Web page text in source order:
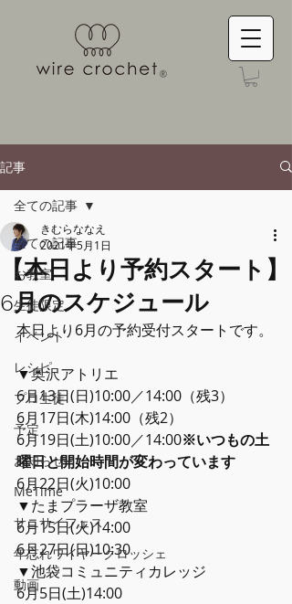
記事
全ての記事
お教室
生徒限定
イベント
レシピ
プロ生徒
予定
お知らせ
MeTime
サニサイフェス
年忘れワイヤークロッシェ
動画
全ての記事
【本日より予約スタート】
6月のスケジュール
きむらななえ
2021年5月1日
本日より6月の予約受付スタートです。
▼奥沢アトリエ
6月13日(日)10:00／14:00（残3）
6月17日(木)14:00（残2）
6月19日(土)10:00／14:00※いつもの土
曜日と開始時間が変わっています
6月22日(火)10:00
▼たまプラーザ教室
6月15日(火)14:00
6月27日(日)10:30
▼池袋コミュニティカレッジ
6月5日(土)14:00